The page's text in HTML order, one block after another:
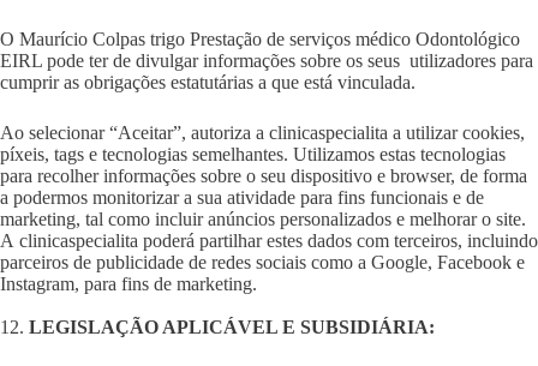
O Maurício Colpas trigo Prestação de serviços médico Odontológico
EIRL pode ter de divulgar informações sobre os seus utilizadores para
cumprir as obrigações estatutárias a que está vinculada.
Ao selecionar “Aceitar”, autoriza a clinicaspecialita a utilizar cookies,
píxeis, tags e tecnologias semelhantes. Utilizamos estas tecnologias
para recolher informações sobre o seu dispositivo e browser, de forma
a podermos monitorizar a sua atividade para fins funcionais e de
marketing, tal como incluir anúncios personalizados e melhorar o site.
A clinicaspecialita poderá partilhar estes dados com terceiros, incluindo
parceiros de publicidade de redes sociais como a Google, Facebook e
Instagram, para fins de marketing.
12. LEGISLAÇÃO APLICÁVEL E SUBSIDIÁRIA: